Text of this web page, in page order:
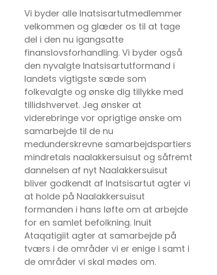
Vi byder alle Inatsisartutmedlemmer
velkommen og glæder os til at tage
del i den nu igangsatte
finanslovsforhandling. Vi byder også
den nyvalgte Inatsisartutformand i
landets vigtigste sæde som
folkevalgte og ønske dig tillykke med
tillidshvervet. Jeg ønsker at
viderebringe vor oprigtige ønske om
samarbejde til de nu
medunderskrevne samarbejdspartiers
mindretals naalakkersuisut og såfremt
dannelsen af nyt Naalakkersuisut
bliver godkendt af Inatsisartut agter vi
at holde på Naalakkersuisut
formanden i hans løfte om at arbejde
for en samlet befolkning. Inuit
Ataqatigiit agter at samarbejde på
tværs i de områder vi er enige i samt i
de områder vi skal mødes om.